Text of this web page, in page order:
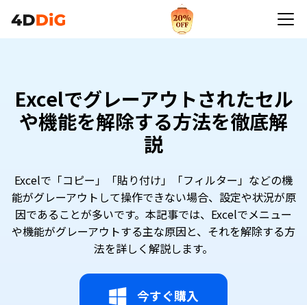
Excelでグレーアウトされたセル
や機能を解除する方法を徹底解
説
Excelで「コピー」「貼り付け」「フィルター」などの機
能がグレーアウトして操作できない場合、設定や状況が原
因であることが多いです。本記事では、Excelでメニュー
や機能がグレーアウトする主な原因と、それを解除する方
法を詳しく解説します。
今すぐ購入